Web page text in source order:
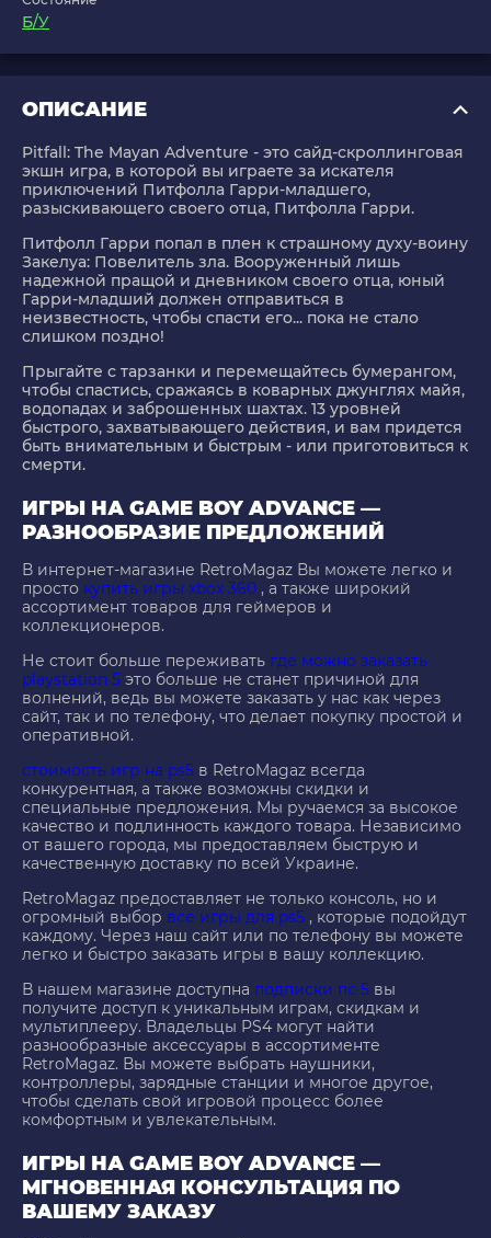
Б/У
ОПИСАНИЕ
Pitfall: The Mayan Adventure - это сайд-скроллинговая
экшн игра, в которой вы играете за искателя
приключений Питфолла Гарри-младшего,
разыскивающего своего отца, Питфолла Гарри.
Питфолл Гарри попал в плен к страшному духу-воину
Закелуа: Повелитель зла. Вооруженный лишь
надежной пращой и дневником своего отца, юный
Гарри-младший должен отправиться в
неизвестность, чтобы спасти его... пока не стало
слишком поздно!
Прыгайте с тарзанки и перемещайтесь бумерангом,
чтобы спастись, сражаясь в коварных джунглях майя,
водопадах и заброшенных шахтах. 13 уровней
быстрого, захватывающего действия, и вам придется
быть внимательным и быстрым - или приготовиться к
смерти.
ИГРЫ НА GAME BOY ADVANCE —
РАЗНООБРАЗИЕ ПРЕДЛОЖЕНИЙ
В интернет-магазине RetroMagaz Вы можете легко и
просто купить игры xbox 360 , а также широкий
ассортимент товаров для геймеров и
коллекционеров.
Не стоит больше переживать где можно заказать
playstation 5 это больше не станет причиной для
волнений, ведь вы можете заказать у нас как через
сайт, так и по телефону, что делает покупку простой и
оперативной.
стоимость игр на ps5 в RetroMagaz всегда
конкурентная, а также возможны скидки и
специальные предложения. Мы ручаемся за высокое
качество и подлинность каждого товара. Независимо
от вашего города, мы предоставляем быструю и
качественную доставку по всей Украине.
RetroMagaz предоставляет не только консоль, но и
огромный выбор все игры для ps5 , которые подойдут
каждому. Через наш сайт или по телефону вы можете
легко и быстро заказать игры в вашу коллекцию.
В нашем магазине доступна подписки пс 5 вы
получите доступ к уникальным играм, скидкам и
мультиплееру. Владельцы PS4 могут найти
разнообразные аксессуары в ассортименте
RetroMagaz. Вы можете выбрать наушники,
контроллеры, зарядные станции и многое другое,
чтобы сделать свой игровой процесс более
комфортным и увлекательным.
ИГРЫ НА GAME BOY ADVANCE —
МГНОВЕННАЯ КОНСУЛЬТАЦИЯ ПО
ВАШЕМУ ЗАКАЗУ